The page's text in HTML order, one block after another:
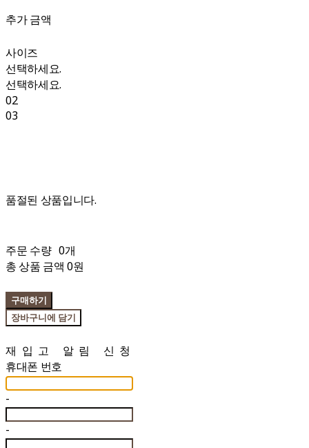
추가 금액
사이즈
선택하세요.
선택하세요.
02
03
품절된 상품입니다.
주문 수량 0개
총 상품 금액 0원
구매하기
장바구니에 담기
재입고 알림 신청
휴대폰 번호
-
-